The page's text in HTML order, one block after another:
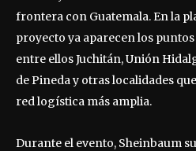
frontera con Guatemala. En la
proyecto ya aparecen los
entre ellos Juchitán, Unión
de Pineda y otras localidades
red logística más amplia.
Durante el evento, Sheinbaum